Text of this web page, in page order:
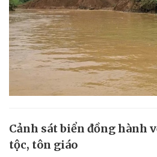
Cảnh sát biển đồng hành
tộc, tôn giáo